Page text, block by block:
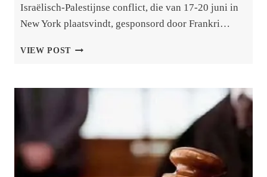
Israëlisch-Palestijnse conflict, die van 17-20 juni in
New York plaatsvindt, gesponsord door Frankri…
VIEW POSTVS,
DEEL
TE
NEMEN